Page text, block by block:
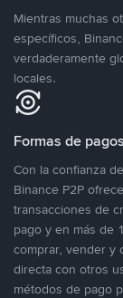
Mientras muchas
específicos,
verdaderamente
locales.
Formas de
Con la confianza
Binance P2P
transacciones de
pago y en más de
comprar, vender y
directa con otros
métodos de pago